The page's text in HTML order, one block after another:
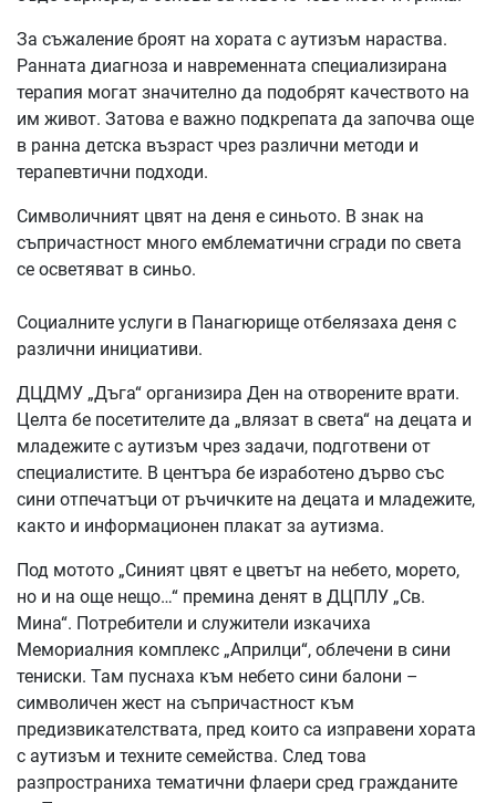
За съжаление броят на хората с аутизъм нараства.
Ранната диагноза и навременната специализирана
терапия могат значително да подобрят качеството на
им живот. Затова е важно подкрепата да започва още
в ранна детска възраст чрез различни методи и
терапевтични подходи.
Символичният цвят на деня е синьото. В знак на
съпричастност много емблематични сгради по света
се осветяват в синьо.
Социалните услуги в Панагюрище отбелязаха деня с
различни инициативи.
ДЦДМУ „Дъга“ организира Ден на отворените врати.
Целта бе посетителите да „влязат в света“ на децата и
младежите с аутизъм чрез задачи, подготвени от
специалистите. В центъра бе изработено дърво със
сини отпечатъци от ръчичките на децата и младежите,
както и информационен плакат за аутизма.
Под мотото „Синият цвят е цветът на небето, морето,
но и на още нещо…“ премина денят в ДЦПЛУ „Св.
Мина“. Потребители и служители изкачиха
Мемориалния комплекс „Априлци“, облечени в сини
тениски. Там пуснаха към небето сини балони –
символичен жест на съпричастност към
предизвикателствата, пред които са изправени хората
с аутизъм и техните семейства. След това
разпространиха тематични флаери сред гражданите